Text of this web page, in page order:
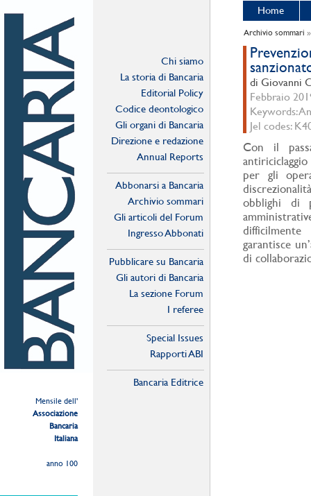
Mensile dell'
Associazione
Bancaria
Italiana
anno 100
Chi siamo
La storia di Bancaria
Editorial Policy
Codice deontologico
Gli organi di Bancaria
Direzione e redazione
Annual Reports
Abbonarsi a Bancaria
Archivio sommari
Gli articoli del Forum
Ingresso Abbonati
Pubblicare su Bancaria
Gli autori di Bancaria
La sezione Forum
I referee
Special Issues
Rapporti ABI
Bancaria Editrice
Home
Archivio sommari
di Giovanni
Febbraio
Keywords:
Jel codes:
Con il
per gli
obblighi di
garantisce
di